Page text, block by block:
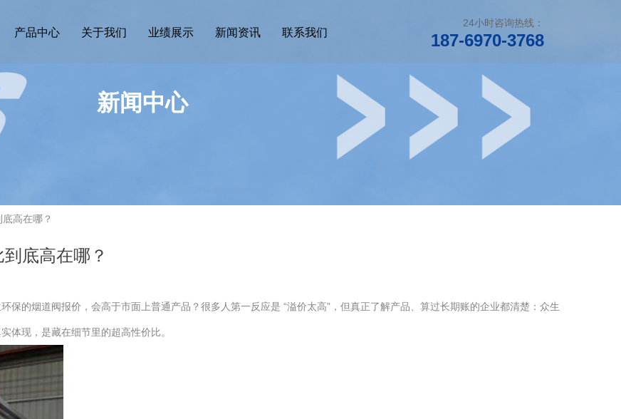
产品中心 关于我们 业绩展示 新闻资讯 联系我们
24小时咨询热线：
187-6970-3768
新闻中心
高在哪？
底高在哪？
保的烟道阀报价，会高于市面上普通产品？很多人第一反应是 “溢价太高”，但真正了解产品、算过长期账的企业都清楚：众生
体现，是藏在细节里的超高性价比。